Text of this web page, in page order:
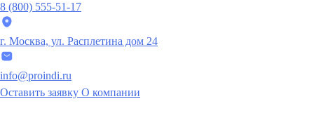
8 (800) 555-51-17
г. Москва, ул. Расплетина дом 24
info@proindi.ru
Оставить заявку О компании